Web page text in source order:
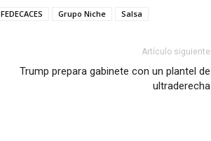
FEDECACES Grupo Niche Salsa
Artículo siguiente
Trump prepara gabinete con un plantel de
ultraderecha